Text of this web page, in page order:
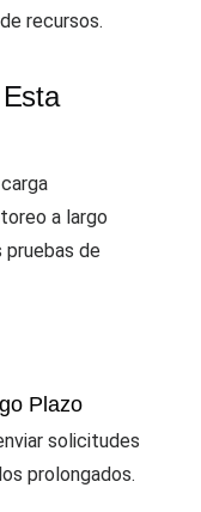
recursos.
a largo
pruebas de
Plazo
solicitudes
prolongados.